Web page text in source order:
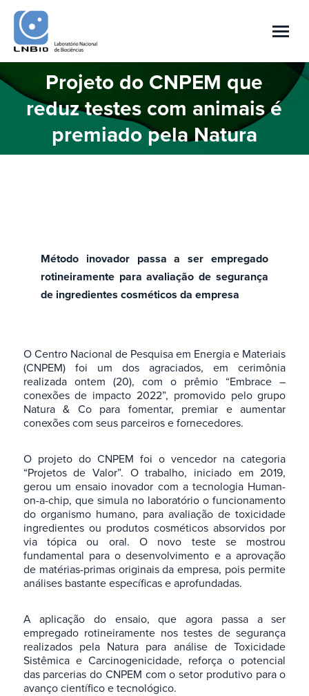
Projeto do CNPEM que
reduz testes com animais é
premiado pela Natura
Você está aqui:
Método inovador passa a ser empregado
rotineiramente para avaliação de segurança
de ingredientes cosméticos da empresa
O Centro Nacional de Pesquisa em Energia e Materiais
(CNPEM) foi um dos agraciados, em cerimônia
realizada ontem (20), com o prêmio “Embrace –
conexões de impacto 2022”, promovido pelo grupo
Natura & Co para fomentar, premiar e aumentar
conexões com seus parceiros e fornecedores.
O projeto do CNPEM foi o vencedor na categoria
“Projetos de Valor”. O trabalho, iniciado em 2019,
gerou um ensaio inovador com a tecnologia Human-
on-a-chip, que simula no laboratório o funcionamento
do organismo humano, para avaliação de toxicidade
ingredientes ou produtos cosméticos absorvidos por
via tópica ou oral. O novo teste se mostrou
fundamental para o desenvolvimento e a aprovação
de matérias-primas originais da empresa, pois permite
análises bastante específicas e aprofundadas.
A aplicação do ensaio, que agora passa a ser
empregado rotineiramente nos testes de segurança
realizados pela Natura para análise de Toxicidade
Sistêmica e Carcinogenicidade, reforça o potencial
das parcerias do CNPEM com o setor produtivo para o
avanço científico e tecnológico.